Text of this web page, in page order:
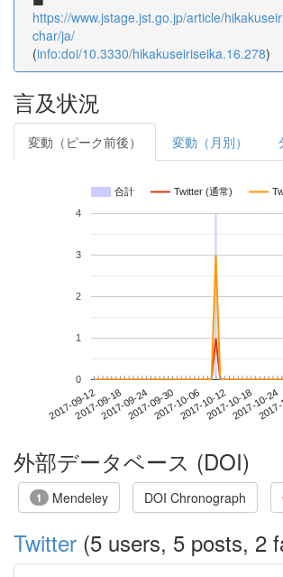
https://www.jstage.jst.go.jp/article/
char/ja/
(info:doi/10.3330/hikakuseiriseika.16.278)
言及状況
変動（ピーク前後） 変動（月別）
合計 Twitter (通常)
2017-09-122017-09-182017-09-242017-09-302017-10-062017-10-122017-10-182017-10-24
0
1
2
3
4
外部データベース (DOI)
1 Mendeley DOI Chronograph
Twitter (5 users, 5 posts, 2